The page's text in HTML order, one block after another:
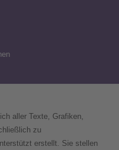
aller Texte, Grafiken,
zu
erstellt. Sie stellen